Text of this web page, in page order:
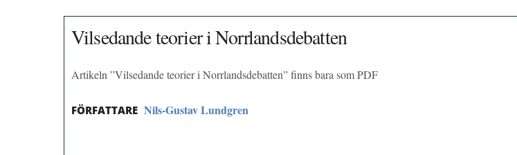
Vilsedande teorier i Norrlandsdebatten
Artikeln ”Vilsedande teorier i Norrlandsdebatten” finns bara som PDF
FÖRFATTARE Nils-Gustav Lundgren